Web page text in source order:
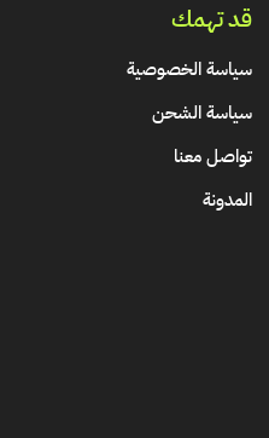
قد تهمك
سياسة الخصوصية
سياسة الشحن
تواصل معنا
المدونة